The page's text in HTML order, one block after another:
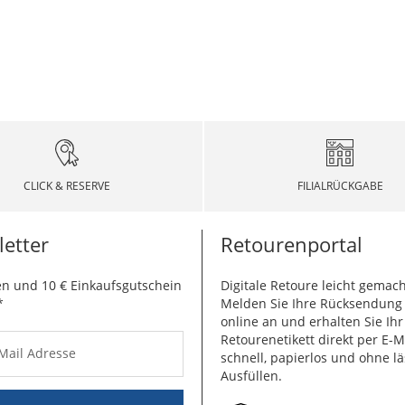
CLICK & RESERVE FILIALRÜCKGABE
und 10 € Einkaufsgutschein
Adresse
Retourenportal
Digitale Retoure leicht
Melden Sie Ihre
online an und erhalten Sie Ihr
Retourenetikett direkt per E-
schnell, papierlos und ohne
Ausfüllen.